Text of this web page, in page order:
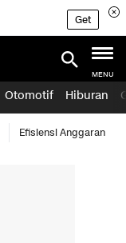
Get
MENU
Otomotif Hiburan
Efisiensi Anggaran